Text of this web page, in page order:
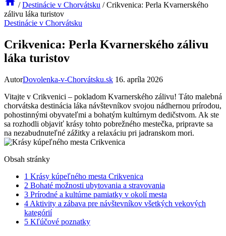
/ Destinácie v Chorvátsku / Crikvenica: Perla Kvarnerského
zálivu láka turistov
Destinácie v Chorvátsku
Crikvenica: Perla Kvarnerského zálivu
láka turistov
AutorDovolenka-v-Chorvátsku.sk 16. apríla 2026
Vitajte v Crikvenici⁢ – pokladom Kvarnerského zálivu! Táto‍ malebná
chorvátska destinácia láka návštevníkov svojou nádhernou ‍prírodou,
‍pohostinnými obyvateľmi a bohatým kultúrnym dedičstvom. Ak ste
sa rozhodli ⁤objaviť ⁢krásy tohto pobrežného mestečka, pripravte sa
na nezabudnuteľné‍ zážitky a relaxáciu pri ⁢jadranskom mori.
Obsah stránky
1 Krásy kúpeľného mesta Crikvenica
2 Bohaté možnosti ubytovania a stravovania
3 Prírodné a kultúrne pamiatky v ​okolí ⁣mesta
4 Aktivity a zábava pre návštevníkov všetkých vekových
kategórií
5 Kľúčové poznatky